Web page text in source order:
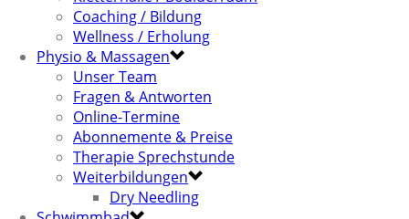
Coaching / Bildung
Wellness / Erholung
Physio & Massagen
Unser Team
Fragen & Antworten
Online-Termine
Abonnemente & Preise
Therapie Sprechstunde
Weiterbildungen
Dry Needling